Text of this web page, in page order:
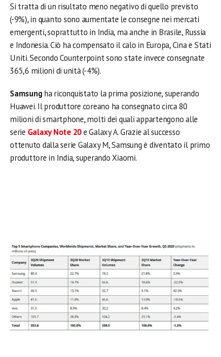
Si tratta di un risultato meno negativo di quello previsto
(-9%), in quanto sono aumentate le consegne nei mercati
emergenti, soprattutto in India, ma anche in Brasile, Russia
e Indonesia. Ciò ha compensato il calo in Europa, Cina e Stati
Uniti. Secondo Counterpoint sono state invece consegnate
365,6 milioni di unità (-4%).
Samsungha riconquistato la prima posizione, superando
Huawei. Il produttore coreano ha consegnato circa 80
milioni di smartphone, molti dei quali appartengono alle
serie Galaxy Note 20e Galaxy A. Grazie al successo
ottenuto dalla serie Galaxy M, Samsung è diventato il primo
produttore in India, superando Xiaomi.